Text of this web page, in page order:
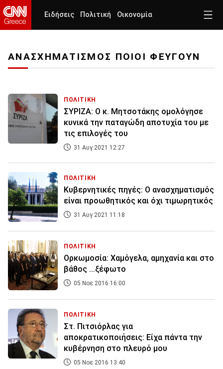
Ειδήσεις Πολιτική Οικονομία
ΑΝΑΣΧΗΜΑΤΙΣΜΟΣ ΠΟΙΟΙ ΦΕΥΓΟΥΝ
ΠΟΛΙΤΙΚΗ
ΣΥΡΙΖΑ: Ο κ. Μητσοτάκης ομολόγησε
κυνικά την παταγώδη αποτυχία του με
τις επιλογές του
31 Αυγ 2021 12:27
ΠΟΛΙΤΙΚΗ
Κυβερνητικές πηγές: Ο ανασχηματισμός
είναι προωθητικός και όχι τιμωρητικός
31 Αυγ 2021 11:18
ΠΟΛΙΤΙΚΗ
Ορκωμοσία: Χαμόγελα, αμηχανία και στο
βάθος ...ξέφωτο
05 Νοε 2016 16:00
ΠΟΛΙΤΙΚΗ
Στ. Πιτσιόρλας για
αποκρατικοποιήσεις: Είχα πάντα την
κυβέρνηση στο πλευρό μου
05 Νοε 2016 13:40